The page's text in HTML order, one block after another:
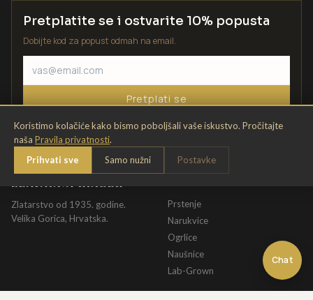
Chat
Koristimo kolačiće kako bismo poboljšali vaše iskustvo. Pročitajte
naša Pravila privatnosti.
Prihvati sve
Samo nužni Postavke
Pretplatite se i ostvarite 10% popusta
Dobijte kod za popust odmah na email.
Pretplati se
Zlatarstvo od 1935. godine.
Velika Gorica, Hrvatska.
Prstenje
Narukvice
Ogrlice
Naušnice
Lab-Grown